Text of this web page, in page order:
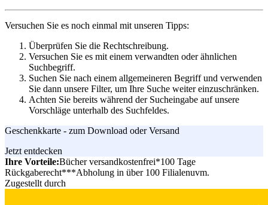
Versuchen Sie es noch einmal mit unseren Tipps:
Überprüfen Sie die Rechtschreibung.
Versuchen Sie es mit einem verwandten oder ähnlichen
Suchbegriff.
Suchen Sie nach einem allgemeineren Begriff und verwenden
Sie dann unsere Filter, um Ihre Suche weiter einzuschränken.
Achten Sie bereits während der Sucheingabe auf unsere
Vorschläge unterhalb des Suchfeldes.
Geschenkkarte - zum Download oder Versand
Jetzt entdecken
Ihre Vorteile:Bücher versandkostenfrei*100 Tage
Rückgaberecht***Abholung in über 100 Filialenuvm.
Zugestellt durch